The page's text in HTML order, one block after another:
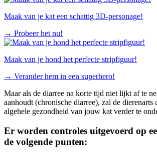
Maak van je kat een schattig 3D-personage!
→ Probeer het nu!
Maak van je hond het perfecte stripfiguur!
→ Verander hem in een superhero!
Maar als de diarree na korte tijd niet lijkt af te
aanhoudt (chronische diarree), zal de dierenarts
algehele gezondheid van jouw kat verder te
Er worden controles uitgevoerd op
de volgende punten: